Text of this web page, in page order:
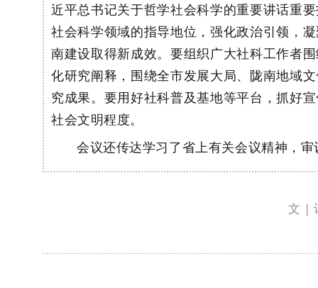
近平总书记关于哲学社会科学的重要讲话重
社会科学领域的指导地位，强化政治引领，
南建设取得新成效。 要组织广大社科工作者
化研究阐释，围绕全市发展大局、陇南地域
究成果。 要用好社科普及基地等平台，抓好
社会文明程度。
会议还传达学习了省上有关会议精神，
文 |